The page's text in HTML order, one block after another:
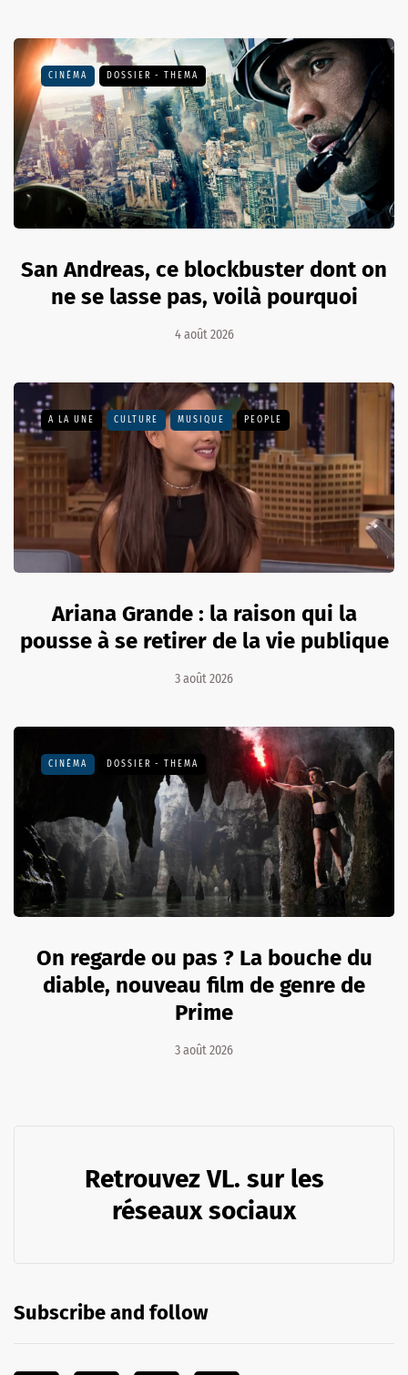
CINÉMA DOSSIER - THEMA
San Andreas, ce blockbuster dont on
ne se lasse pas, voilà pourquoi
4 août 2026
A LA UNE CULTURE MUSIQUE PEOPLE
Ariana Grande : la raison qui la
pousse à se retirer de la vie publique
3 août 2026
CINÉMA DOSSIER - THEMA
On regarde ou pas ? La bouche du
diable, nouveau film de genre de
Prime
3 août 2026
Retrouvez VL. sur les
réseaux sociaux
Subscribe and follow